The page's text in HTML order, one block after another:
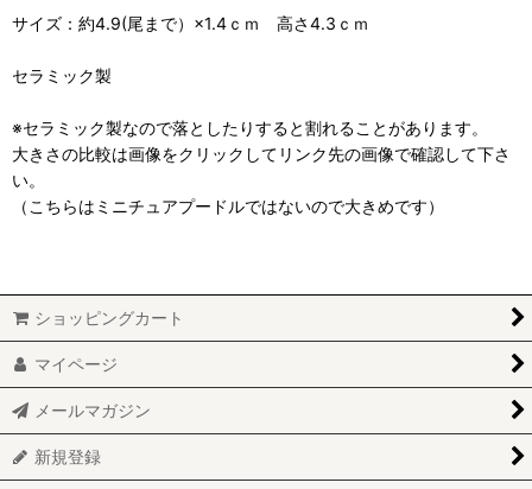
サイズ：約4.9(尾まで）×1.4ｃｍ 高さ4.3ｃｍ
セラミック製
※セラミック製なので落としたりすると割れることがあります。
大きさの比較は画像をクリックしてリンク先の画像で確認して下さ
い。
（こちらはミニチュアプードルではないので大きめです）
ショッピングカート
マイページ
メールマガジン
新規登録